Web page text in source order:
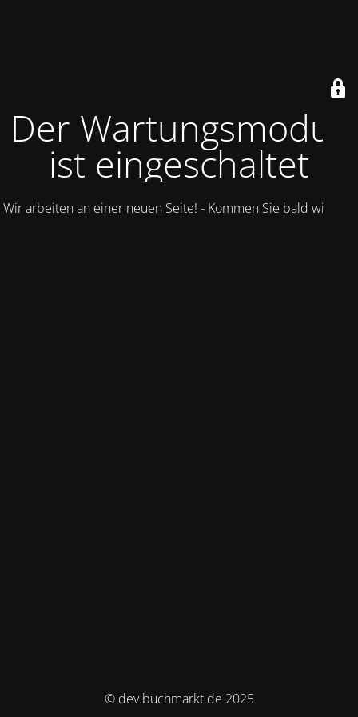
Der Wartungsmodus
ist eingeschaltet
Wir arbeiten an einer neuen Seite! - Kommen Sie bald wieder.
© dev.buchmarkt.de 2025